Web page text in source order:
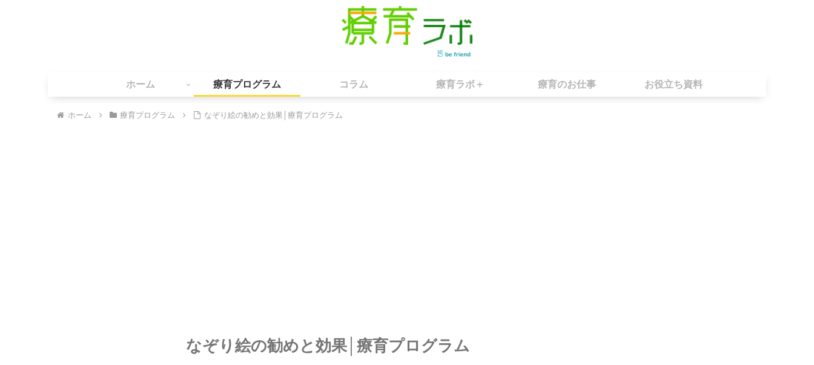
ホーム 療育プログラム コラム 療育ラボ＋ 療育のお仕事 お役立ち資料
ホーム 療育プログラム なぞり絵の勧めと効果│療育プログラム
なぞり絵の勧めと効果│療育プログラム